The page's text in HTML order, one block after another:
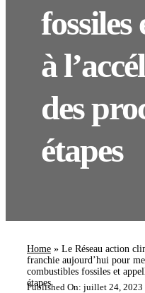
fossiles
à
des
étapes
Home» Le Réseau action
franchie aujourd’hui pour
combustibles fossiles et
étapes
Published On: juillet 24, 2023